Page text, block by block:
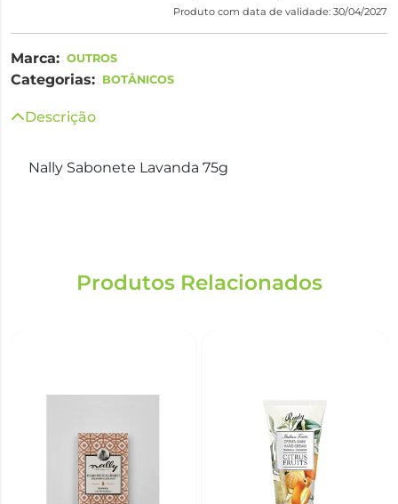
Produto com data de validade: 30/04/2027
Marca: OUTROS
Categorias: BOTÂNICOS
Descrição
Nally Sabonete Lavanda 75g
Produtos Relacionados